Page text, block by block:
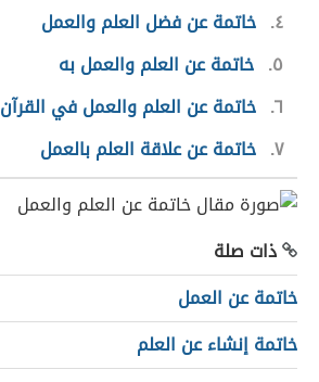
٤ خاتمة عن فضل العلم والعمل
٥ خاتمة عن العلم والعمل به
٦ خاتمة عن العلم والعمل في القرآن
٧ خاتمة عن علاقة العلم بالعمل
ذات صلة
خاتمة عن العمل
خاتمة إنشاء عن العلم